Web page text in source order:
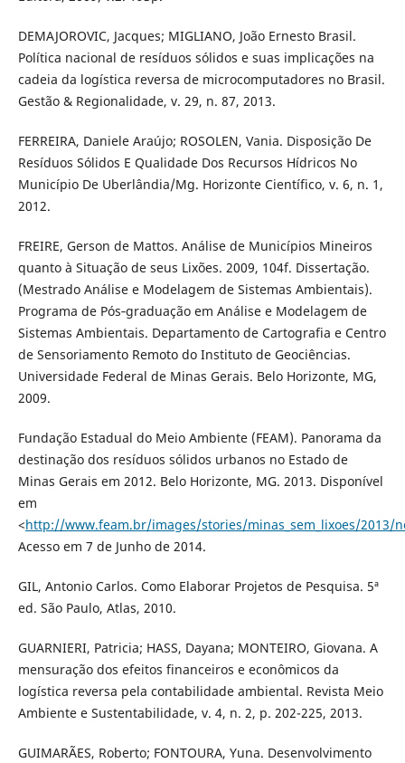
DEMAJOROVIC, Jacques; MIGLIANO, João Ernesto Brasil.
Política nacional de resíduos sólidos e suas implicações na
cadeia da logística reversa de microcomputadores no Brasil.
Gestão & Regionalidade, v. 29, n. 87, 2013.
FERREIRA, Daniele Araújo; ROSOLEN, Vania. Disposição De
Resíduos Sólidos E Qualidade Dos Recursos Hídricos No
Município De Uberlândia/Mg. Horizonte Científico, v. 6, n. 1,
2012.
FREIRE, Gerson de Mattos. Análise de Municípios Mineiros
quanto à Situação de seus Lixões. 2009, 104f. Dissertação.
(Mestrado Análise e Modelagem de Sistemas Ambientais).
Programa de Pós‐graduação em Análise e Modelagem de
Sistemas Ambientais. Departamento de Cartografia e Centro
de Sensoriamento Remoto do Instituto de Geociências.
Universidade Federal de Minas Gerais. Belo Horizonte, MG,
2009.
Fundação Estadual do Meio Ambiente (FEAM). Panorama da
destinação dos resíduos sólidos urbanos no Estado de
Minas Gerais em 2012. Belo Horizonte, MG. 2013. Disponível
em
<http://www.feam.br/images/stories/minas_sem_lixoes/2013/
Acesso em 7 de Junho de 2014.
GIL, Antonio Carlos. Como Elaborar Projetos de Pesquisa. 5ª
ed. São Paulo, Atlas, 2010.
GUARNIERI, Patricia; HASS, Dayana; MONTEIRO, Giovana. A
mensuração dos efeitos financeiros e econômicos da
logística reversa pela contabilidade ambiental. Revista Meio
Ambiente e Sustentabilidade, v. 4, n. 2, p. 202-225, 2013.
GUIMARÃES, Roberto; FONTOURA, Yuna. Desenvolvimento